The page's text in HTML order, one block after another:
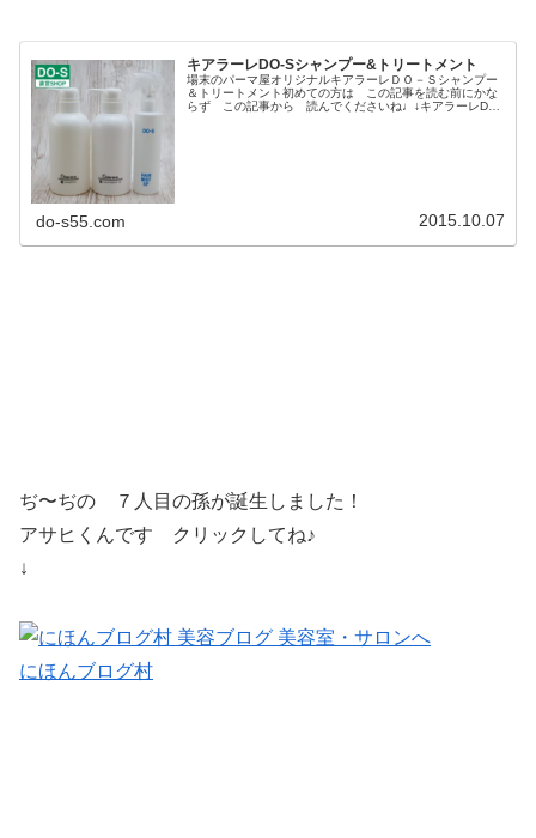
キアラーレDO-Sシャンプー&トリートメント
場末のパーマ屋オリジナルキアラーレＤＯ－Ｓシャンプー
＆トリートメント初めての方は この記事を読む前にかな
らず この記事から 読んでくださいね♩↓キアラーレDO-
do-s55.com 2015.10.07
ぢ〜ぢの ７人目の孫が誕生しました！
アサヒくんです クリックしてね♪
↓
にほんブログ村